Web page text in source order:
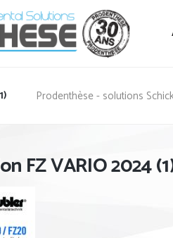
Prodenthèse - solutions
FZ VARIO 2024